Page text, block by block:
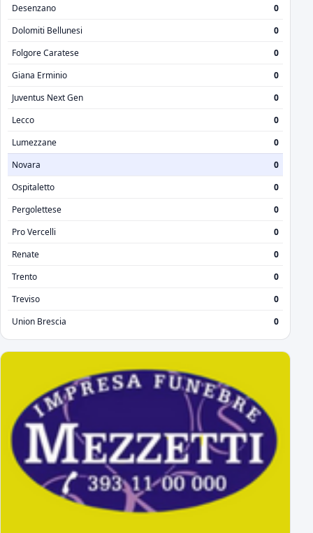
Desenzano
0
Dolomiti Bellunesi
0
Folgore Caratese
0
Giana Erminio
0
Juventus Next Gen
0
Lecco
0
Lumezzane
0
Novara
0
Ospitaletto
0
Pergolettese
0
Pro Vercelli
0
Renate
0
Trento
0
Treviso
0
Union Brescia
0